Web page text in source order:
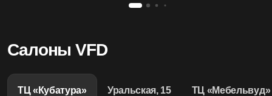
Салоны VFD
ТЦ «Кубатура» Уральская, 15 ТЦ «Мебельвуд»